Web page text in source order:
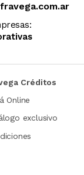
Créditos
Online
exclusivo